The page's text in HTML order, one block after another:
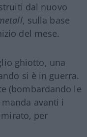
dal nuovo
, sulla base
del mese.
ghiotto, una
si è in guerra.
(bombardando le
avanti i
per